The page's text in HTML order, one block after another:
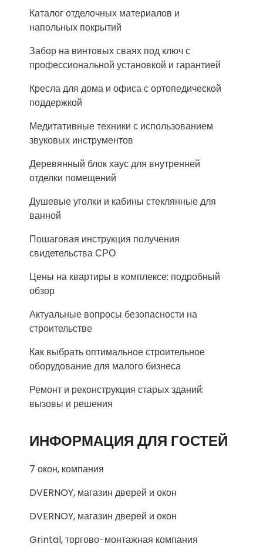
Каталог отделочных материалов и
напольных покрытий
Забор на винтовых сваях под ключ с
профессиональной установкой и гарантией
Кресла для дома и офиса с ортопедической
поддержкой
Медитативные техники с использованием
звуковых инструментов
Деревянный блок хаус для внутренней
отделки помещений
Душевые уголки и кабины стеклянные для
ванной
Пошаговая инструкция получения
свидетельства СРО
Цены на квартиры в комплексе: подробный
обзор
Актуальные вопросы безопасности на
строительстве
Как выбрать оптимальное строительное
оборудование для малого бизнеса
Ремонт и реконструкция старых зданий:
вызовы и решения
ИНФОРМАЦИЯ ДЛЯ ГОСТЕЙ
7 окон, компания
DVERNOY, магазин дверей и окон
DVERNOY, магазин дверей и окон
Grintal, торгово-монтажная компания